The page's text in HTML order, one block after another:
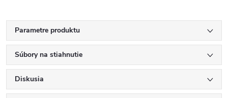
Parametre produktu
Súbory na stiahnutie
Diskusia